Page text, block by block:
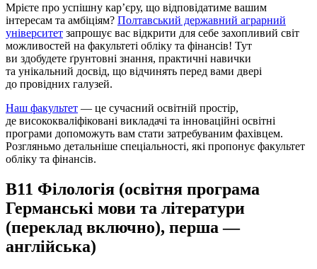
Мрієте про успішну кар’єру, що відповідатиме вашим
інтересам та амбіціям? Полтавський державний аграрний
університет запрошує вас відкрити для себе захопливий світ
можливостей на факультеті обліку та фінансів! Тут
ви здобудете ґрунтовні знання, практичні навички
та унікальний досвід, що відчинять перед вами двері
до провідних галузей.
Наш факультет — це сучасний освітній простір,
де висококваліфіковані викладачі та інноваційні освітні
програми допоможуть вам стати затребуваним фахівцем.
Розгляньмо детальніше спеціальності, які пропонує факультет
обліку та фінансів.
В11 Філологія (освітня програма
Германські мови та літератури
(переклад включно), перша —
англійська)